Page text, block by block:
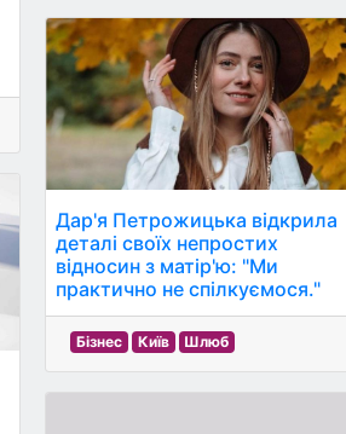
Дар'я Петрожицька відкрила
деталі своїх непростих
відносин з матір'ю: "Ми
практично не спілкуємося."
Бізнес Київ Шлюб